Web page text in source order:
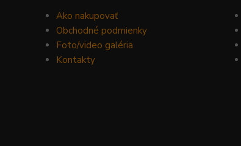
Ako nakupovať
Obchodné podmienky
Foto/video galéria
Kontakty